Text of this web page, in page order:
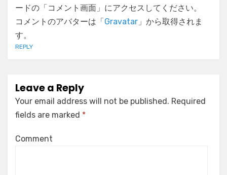
ードの「コメント画面」にアクセスしてください。
コメントのアバターは「 Gravatar 」から取得されま
す。
REPLY
Leave a Reply
Your email address will not be published. Required
fields are marked *
Comment